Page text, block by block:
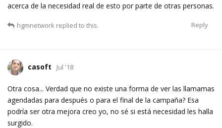
acerca de la necesidad real de esto por parte de otras personas.
Reply
hgmnetwork replied to this.
casoft Jul '18
Otra cosa... Verdad que no existe una forma de ver las llamamas
agendadas para después o para el final de la campaña? Esa
podría ser otra mejora creo yo, no sé si está necesidad les halla
surgido.